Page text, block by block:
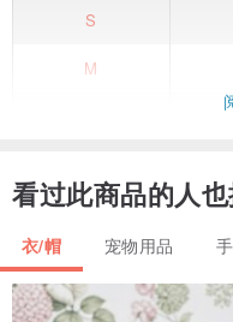
S
M
细致挺拔的剪裁 外观亮丽抢
纯棉舒适透气不闷热
使用高品质日本进口布料
穿戴容易 简单有造型
看过此商品的人
衣/帽 宠物用品